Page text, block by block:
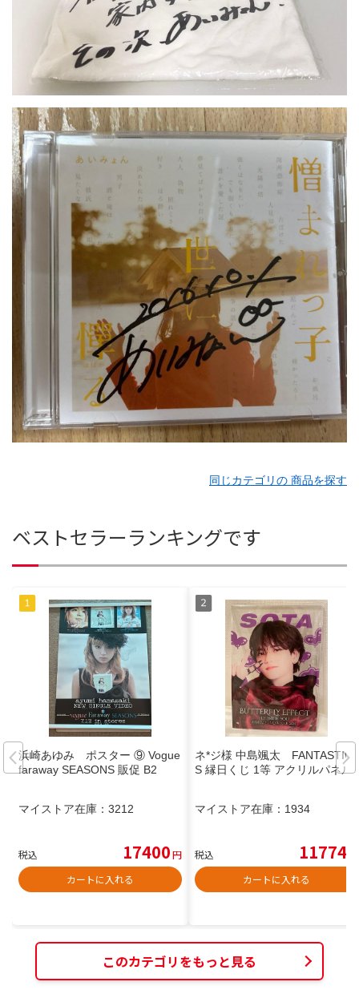
同じカテゴリの 商品を探す
ベストセラーランキングです
浜崎あゆみ ポスター ⑨ Vogue
faraway SEASONS 販促 B2
マイストア在庫： 3212
税込 17400円
カートに入れる
ネ*ジ様 中島颯太 FANTASTIC
S 縁日くじ 1等 アクリルパネル
マイストア在庫： 1934
税込 11774
カートに入れる
このカテゴリをもっと見る